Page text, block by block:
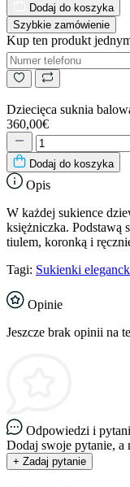
Dodaj do koszyka
Szybkie zamówienie
Kup ten produkt
Dziecięca suknia
360,00€
Dodaj do koszyka
Opis
W każdej sukience
księżniczka. Podstawą
tiulem, koronką i
Tagi: Sukienki
Opinie
Jeszcze brak opinii na
Odpowiedzi i
Dodaj swoje pytanie,
+ Zadaj pytanie